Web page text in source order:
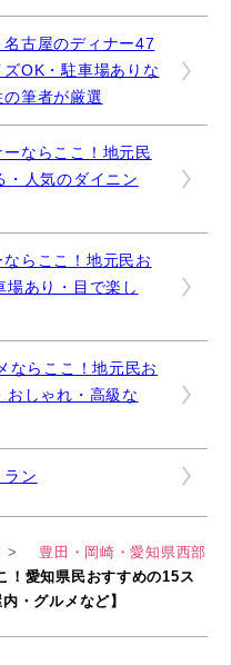
名古屋のディナー47
OK・駐車場ありな
筆者が厳選
ーならここ！地元民
・人気のダイニン
ならここ！地元民お
あり・目で楽し
ならここ！地元民お
おしゃれ・高級な
ン
豊田・岡崎・愛知県西部
！愛知県民おすすめの15ス
・グルメなど】